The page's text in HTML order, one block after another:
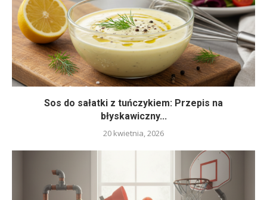
Sos do sałatki z tuńczykiem: Przepis na
błyskawiczny...
20 kwietnia, 2026